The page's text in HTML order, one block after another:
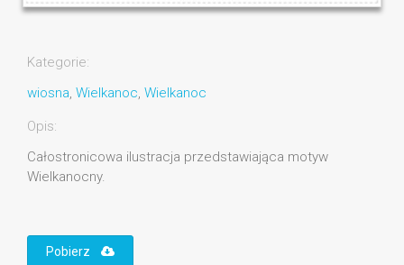
Kategorie:
wiosna, Wielkanoc, Wielkanoc
Opis:
Całostronicowa ilustracja przedstawiająca motyw
Wielkanocny.
Pobierz